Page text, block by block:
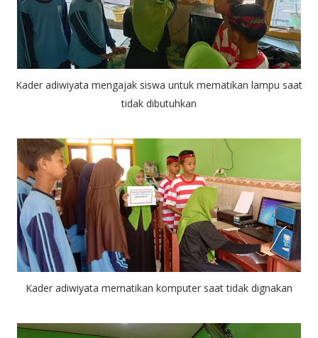
Kader adiwiyata mengajak siswa untuk mematikan lampu saat
tidak dibutuhkan
Kader adiwiyata mematikan komputer saat tidak dignakan